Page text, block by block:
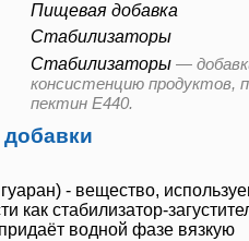
Пищевая добавка
Стабилизаторы
Стабилизаторы —
консистенцию продуктов,
пектин E440.
гуаран) - вещество,
стабилизатор-
водной фазе вязкую